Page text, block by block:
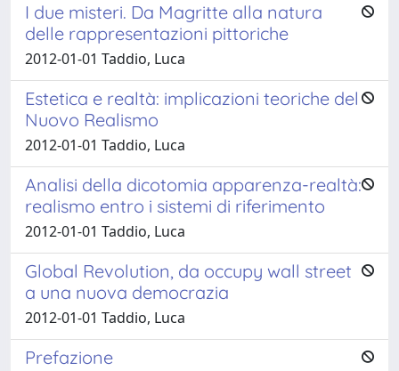
I due misteri. Da Magritte alla natura
delle rappresentazioni pittoriche
2012-01-01 Taddio, Luca
Estetica e realtà: implicazioni teoriche del
Nuovo Realismo
2012-01-01 Taddio, Luca
Analisi della dicotomia apparenza-realtà:
realismo entro i sistemi di riferimento
2012-01-01 Taddio, Luca
Global Revolution, da occupy wall street
a una nuova democrazia
2012-01-01 Taddio, Luca
Prefazione